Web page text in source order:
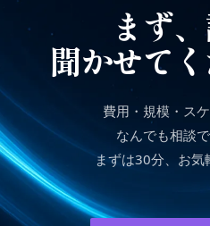
まず
聞かせてく
費用・規模・スケ
なんでも相談で
まずは30分、お気